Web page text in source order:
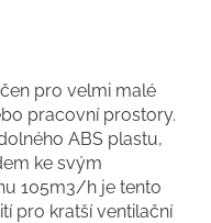
pro velmi malé
pracovní prostory.
ABS plastu,
ke svým
105m3/h je tento
pro kratší ventilační